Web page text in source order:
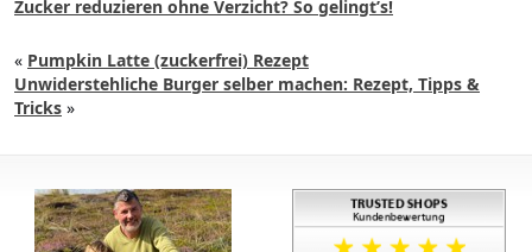
Zucker reduzieren ohne Verzicht? So gelingt’s!
« Pumpkin Latte (zuckerfrei) Rezept
Unwiderstehliche Burger selber machen: Rezept, Tipps &
Tricks »